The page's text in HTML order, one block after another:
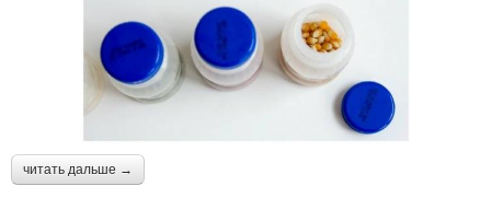
читать дальше →